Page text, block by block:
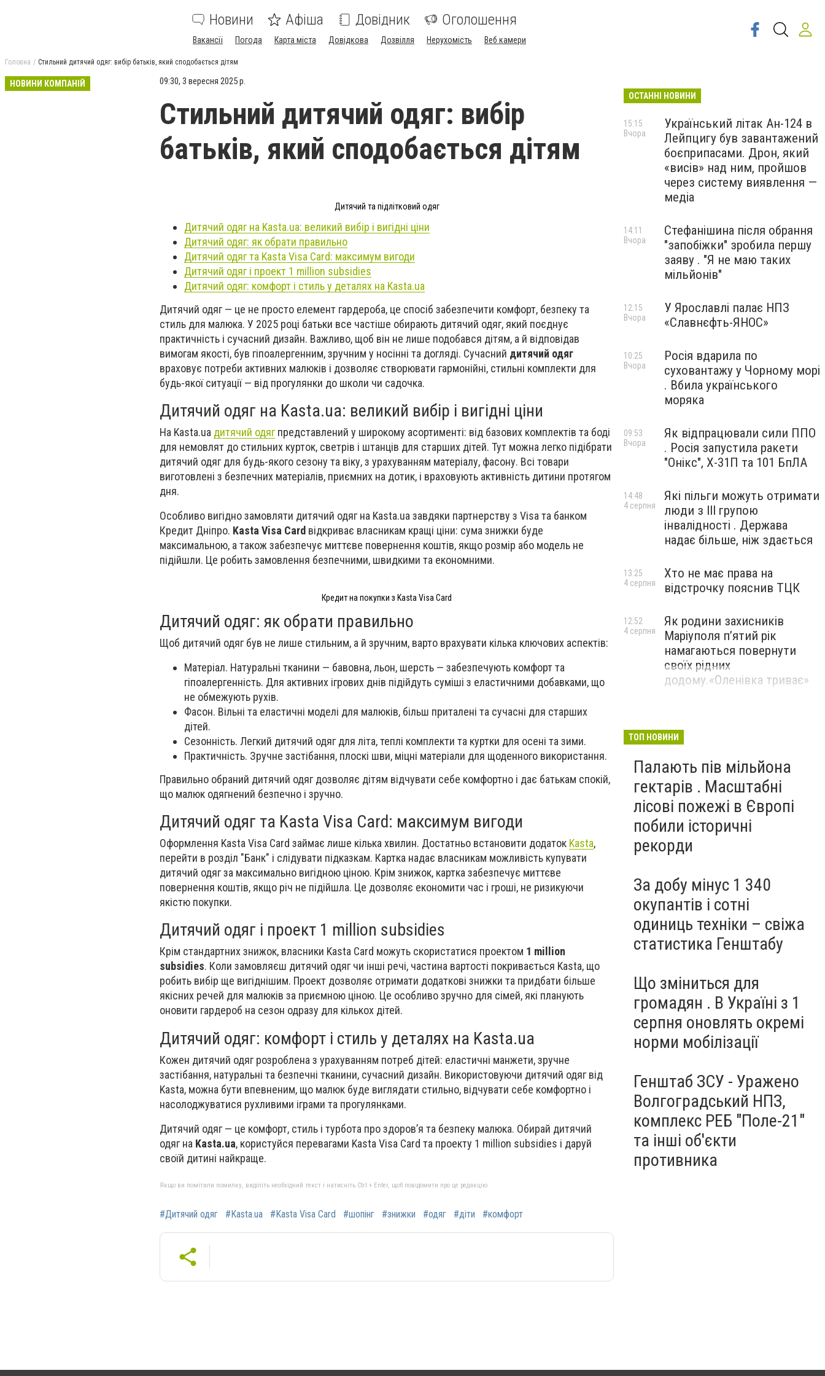
Новини Афіша Довідник Оголошення
Вакансії Погода Карта міста Довідкова Дозвілля Нерухомість Веб камери
Головна Стильний дитячий одяг: вибір батьків, який сподобається дітям
НОВИНИ КОМПАНІЙ 09:30, 3 вересня 2025 р.
Стильний дитячий одяг: вибір
батьків, який сподобається дітям
Дитячий та підлітковий одяг
Дитячий одяг на Kasta.ua: великий вибір і вигідні ціни
Дитячий одяг: як обрати правильно
Дитячий одяг та Kasta Visa Card: максимум вигоди
Дитячий одяг і проект 1 million subsidies
Дитячий одяг: комфорт і стиль у деталях на Kasta.ua
Дитячий одяг — це не просто елемент гардероба, це спосіб забезпечити комфорт, безпеку та
стиль для малюка. У 2025 році батьки все частіше обирають дитячий одяг, який поєднує
практичність і сучасний дизайн. Важливо, щоб він не лише подобався дітям, а й відповідав
вимогам якості, був гіпоалергенним, зручним у носінні та догляді. Сучасний дитячий одяг
враховує потреби активних малюків і дозволяє створювати гармонійні, стильні комплекти для
будь-якої ситуації — від прогулянки до школи чи садочка.
Дитячий одяг на Kasta.ua: великий вибір і вигідні ціни
На Kasta.ua дитячий одягпредставлений у широкому асортименті: від базових комплектів та боді
для немовлят до стильних курток, светрів і штанців для старших дітей. Тут можна легко підібрати
дитячий одяг для будь-якого сезону та віку, з урахуванням матеріалу, фасону. Всі товари
виготовлені з безпечних матеріалів, приємних на дотик, і враховують активність дитини протягом
дня.
Особливо вигідно замовляти дитячий одяг на Kasta.ua завдяки партнерству з Visa та банком
Кредит Дніпро. Kasta Visa Card відкриває власникам кращі ціни: сума знижки буде
максимальною, а також забезпечує миттєве повернення коштів, якщо розмір або модель не
підійшли. Це робить замовлення безпечними, швидкими та економними.
Кредит на покупки з Kasta Visa Card
Дитячий одяг: як обрати правильно
Щоб дитячий одяг був не лише стильним, а й зручним, варто врахувати кілька ключових аспектів:
Матеріал. Натуральні тканини — бавовна, льон, шерсть — забезпечують комфорт та
гіпоалергенність. Для активних ігрових днів підійдуть суміші з еластичними добавками, що
не обмежують рухів.
Фасон. Вільні та еластичні моделі для малюків, більш приталені та сучасні для старших
дітей.
Сезонність. Легкий дитячий одяг для літа, теплі комплекти та куртки для осені та зими.
Практичність. Зручне застібання, плоскі шви, міцні матеріали для щоденного використання.
Правильно обраний дитячий одяг дозволяє дітям відчувати себе комфортно і дає батькам спокій,
що малюк одягнений безпечно і зручно.
Дитячий одяг та Kasta Visa Card: максимум вигоди
Оформлення Kasta Visa Card займає лише кілька хвилин. Достатньо встановити додаток Kasta,
перейти в розділ "Банк" і слідувати підказкам. Картка надає власникам можливість купувати
дитячий одяг за максимально вигідною ціною. Крім знижок, картка забезпечує миттєве
повернення коштів, якщо річ не підійшла. Це дозволяє економити час і гроші, не ризикуючи
якістю покупки.
Дитячий одяг і проект 1 million subsidies
Крім стандартних знижок, власники Kasta Card можуть скористатися проектом 1 million
subsidies. Коли замовляєш дитячий одяг чи інші речі, частина вартості покривається Kasta, що
робить вибір ще вигіднішим. Проект дозволяє отримати додаткові знижки та придбати більше
якісних речей для малюків за приємною ціною. Це особливо зручно для сімей, які планують
оновити гардероб на сезон одразу для кількох дітей.
Дитячий одяг: комфорт і стиль у деталях на Kasta.ua
Кожен дитячий одяг розроблена з урахуванням потреб дітей: еластичні манжети, зручне
застібання, натуральні та безпечні тканини, сучасний дизайн. Використовуючи дитячий одяг від
Kasta, можна бути впевненим, що малюк буде виглядати стильно, відчувати себе комфортно і
насолоджуватися рухливими іграми та прогулянками.
Дитячий одяг — це комфорт, стиль і турбота про здоров’я та безпеку малюка. Обирай дитячий
одяг на Kasta.ua, користуйся перевагами Kasta Visa Card та проекту 1 million subsidies і даруй
своїй дитині найкраще.
Якщо ви помітили помилку, виділіть необхідний текст і натисніть Ctrl + Enter, щоб повідомити про це редакцію
#Дитячий одяг #Kasta.ua #Kasta Visa Card #шопінг #знижки #одяг #діти #комфорт
ОСТАННІ НОВИНИ
Український літак Ан-124 в
Лейпцигу був завантажений
боєприпасами. Дрон, який
«висів» над ним, пройшов
через систему виявлення —
медіа
15:15
Вчора
Стефанішина після обрання
"запобіжки" зробила першу
заяву . "Я не маю таких
мільйонів"
14:11
Вчора
У Ярославлі палає НПЗ
«Славнєфть-ЯНОС»
12:15
Вчора
Росія вдарила по
суховантажу у Чорному морі
. Вбила українського
моряка
10:25
Вчора
Як відпрацювали сили ППО
. Росія запустила ракети
"Онікс", Х-31П та 101 БпЛА
09:53
Вчора
Які пільги можуть отримати
люди з III групою
інвалідності . Держава
надає більше, ніж здається
14:48
4 серпня
Хто не має права на
відстрочку пояснив ТЦК
13:25
4 серпня
Як родини захисників
Маріуполя пʼятий рік
намагаються повернути
своїх рідних
додому.«Оленівка триває»
12:52
4 серпня
ТОП НОВИНИ
Палають пів мільйона
гектарів . Масштабні
лісові пожежі в Європі
побили історичні
рекорди
За добу мінус 1 340
окупантів і сотні
одиниць техніки – свіжа
статистика Генштабу
Що зміниться для
громадян . В Україні з 1
серпня оновлять окремі
норми мобілізації
Генштаб ЗСУ - Уражено
Волгоградський НПЗ,
комплекс РЕБ "Поле-21"
та інші об'єкти
противника